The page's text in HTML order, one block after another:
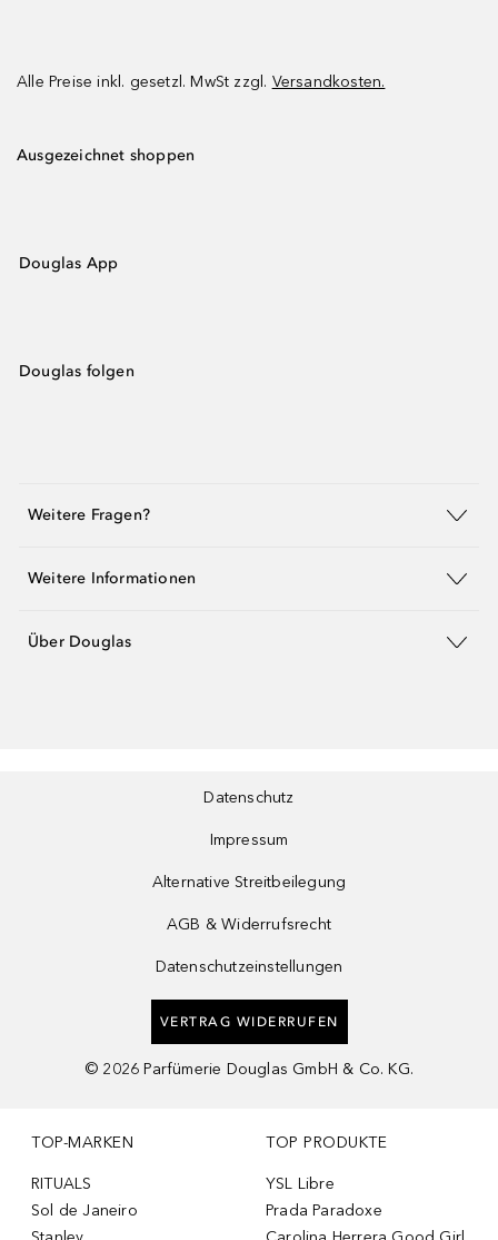
Alle Preise inkl. gesetzl. MwSt zzgl. Versandkosten.
Ausgezeichnet shoppen
Douglas App
Douglas folgen
Weitere Fragen?
Weitere Informationen
Über Douglas
Datenschutz
Impressum
Alternative Streitbeilegung
AGB & Widerrufsrecht
Datenschutzeinstellungen
VERTRAG WIDERRUFEN
© 2026 Parfümerie Douglas GmbH & Co. KG.
TOP-MARKEN
RITUALS
Sol de Janeiro
TOP PRODUKTE
YSL Libre
Prada Paradoxe